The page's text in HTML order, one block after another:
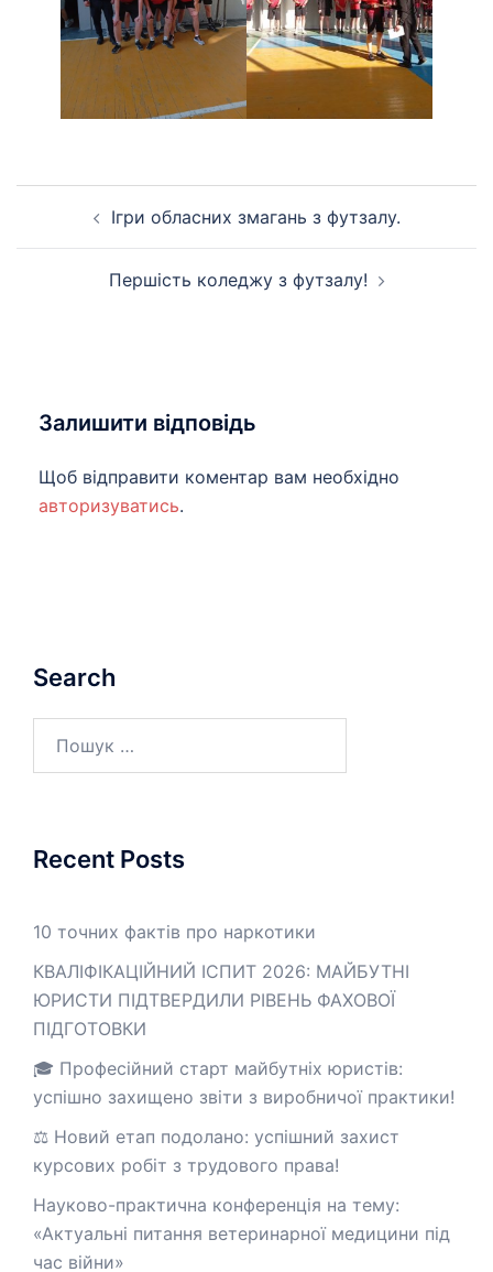
Ігри обласних змагань з футзалу.
Першість коледжу з футзалу!
Залишити відповідь
Щоб відправити коментар вам необхідно
авторизуватись.
Search
Recent Posts
10 точних фактів про наркотики
КВАЛІФІКАЦІЙНИЙ ІСПИТ 2026: МАЙБУТНІ
ЮРИСТИ ПІДТВЕРДИЛИ РІВЕНЬ ФАХОВОЇ
ПІДГОТОВКИ
🎓 Професійний старт майбутніх юристів:
успішно захищено звіти з виробничої практики!
⚖️ Новий етап подолано: успішний захист
курсових робіт з трудового права!
Науково-практична конференція на тему:
«Актуальні питання ветеринарної медицини під
час війни»